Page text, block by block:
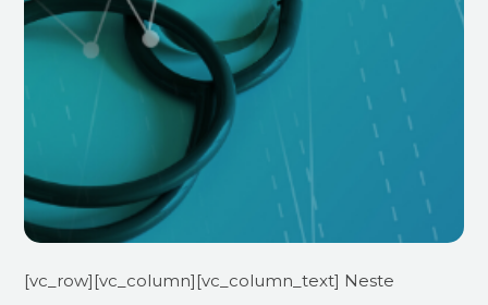
[vc_row][vc_column][vc_column_text] Neste